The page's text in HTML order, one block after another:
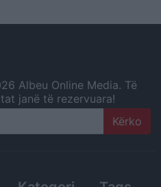
Albeu Online Media. Të
janë të rezervuara!